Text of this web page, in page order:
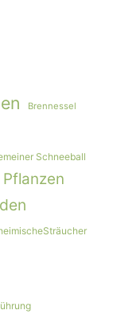
Brennessel
Schneeball